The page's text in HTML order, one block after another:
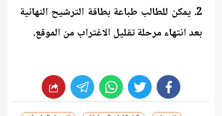
2. يمكن للطالب طباعة بطاقة الترشيح النهائية
بعد انتهاء مرحلة تقليل الاغتراب من الموقع.
facebook
twitter
whats